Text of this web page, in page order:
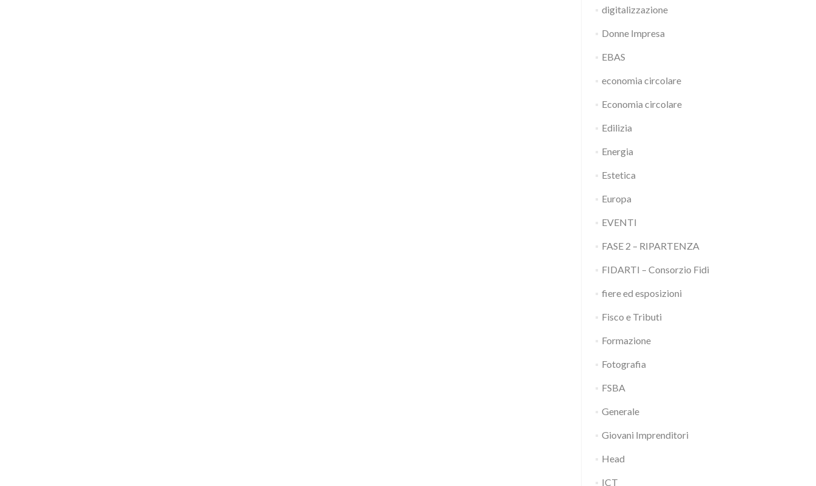
digitalizzazione
Donne Impresa
EBAS
economia circolare
Economia circolare
Edilizia
Energia
Estetica
Europa
EVENTI
FASE 2 – RIPARTENZA
FIDARTI – Consorzio Fidi
fiere ed esposizioni
Fisco e Tributi
Formazione
Fotografia
FSBA
Generale
Giovani Imprenditori
Head
ICT